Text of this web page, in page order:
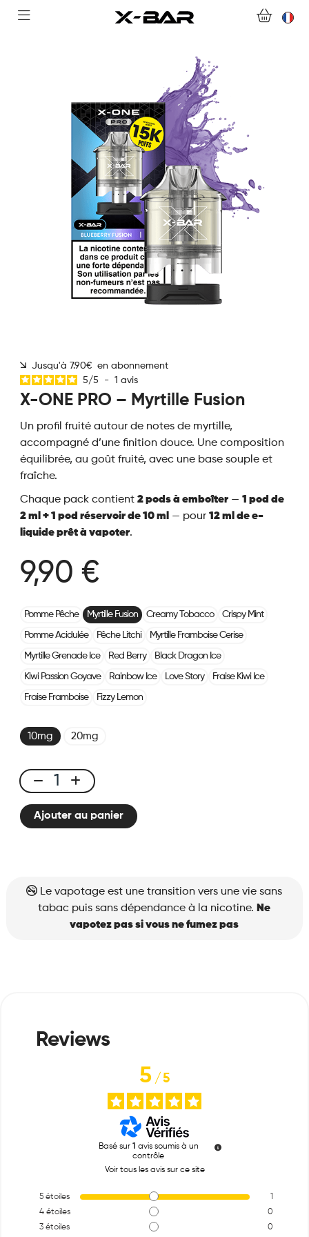
COLLECTIONS
NOUS CONTACTER
FOIRE AUX QUESTIONS
DEVENIR REVENDEUR
MON COMPTE
Jusqu'à 7.90€ en abonnement
5/5 - 1 avis
X-ONE PRO – Myrtille Fusion
Un profil fruité autour de notes de myrtille,
accompagné d’une finition douce. Une composition
équilibrée, au goût fruité, avec une base souple et
fraîche.
Chaque pack contient 2 pods à emboîter— 1 pod de
2 ml + 1 pod réservoir de 10 ml
— pour 12 ml de e-
liquide prêt à vapoter.
9,90 €
Pomme Pêche Myrtille Fusion Creamy Tobacco Crispy Mint
Pomme Acidulée Pêche Litchi Myrtille Framboise Cerise
Myrtille Grenade Ice Red Berry Black Dragon Ice
Kiwi Passion Goyave Rainbow Ice Love Story Fraise Kiwi Ice
Fraise Framboise Fizzy Lemon
10mg 20mg
X-
ONE
PRO
quantité
Ajouter au panier
Le vapotage est une transition vers une vie sans
tabac puis sans dépendance à la nicotine. Ne
vapotez pas si vous ne fumez pas
5/5
Basé sur 1 avis soumis à un
contrôle
Voir tous les avis sur ce site
5 étoiles
1
4 étoiles
0
3 étoiles 0